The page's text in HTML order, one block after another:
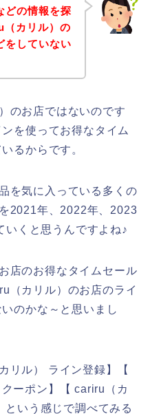
どの情報を探
（カリル）の
をしていない
のお店ではないのです
を使ってお得なタイム
るからです。
を気に入っている多くの
2021年、2022年、2023
いくと思うんですよね♪
店のお得なタイムセール
（カリル）のお店のライ
のかな～と思いまし
リル） ライン登録】【
ーポン】【 cariru（カ
という感じで調べてみる